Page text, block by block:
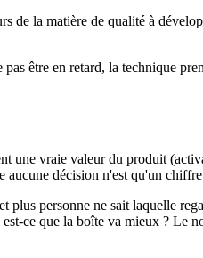
de la matière de qualité à
être en retard, la technique
vraie valeur du produit
décision n'est qu'un
personne ne sait laquelle
ce que la boîte va mieux ? Le